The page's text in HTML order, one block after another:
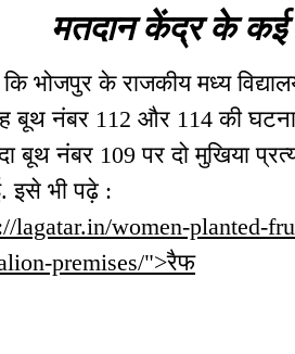
मतदान केंद्र के कई
भोजपुर के राजकीय मध्य
बूथ नंबर 112 और 114 की घटना
बूथ नंबर 109 पर दो मुखिया
इसे भी पढ़े :
lagatar.in/women-planted-
premises/">रैफ